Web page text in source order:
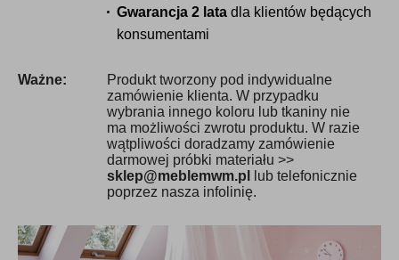
Gwarancja 2 lata dla klientów będących
konsumentami
Ważne:
Produkt tworzony pod indywidualne
zamówienie klienta. W przypadku
wybrania innego koloru lub tkaniny nie
ma możliwości zwrotu produktu. W razie
wątpliwości doradzamy zamówienie
darmowej próbki materiału >>
sklep@meblemwm.pl
lub telefonicznie
poprzez nasza infolinię.